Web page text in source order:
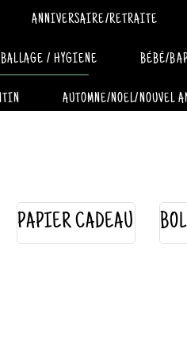
ANNIVERSAIRE/RETRAITE
/ HYGIENE BÉBÉ/
AUTOMNE/NOEL/NOUVEL
PAPIER CADEAU